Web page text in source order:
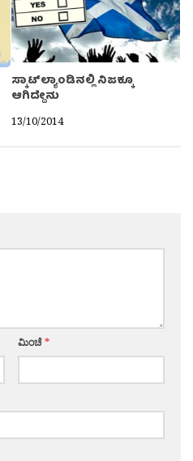
ಸ್ಕಾಟ್‍ಲ್ಯಾಂಡಿನಲ್ಲಿ ನಿಜಕ್ಕೂ
ಆಗಿದ್ದೇನು
13/10/2014
ಮಿಂಚೆ*